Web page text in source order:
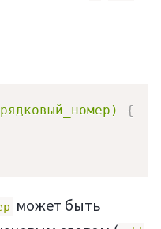
{
может быть